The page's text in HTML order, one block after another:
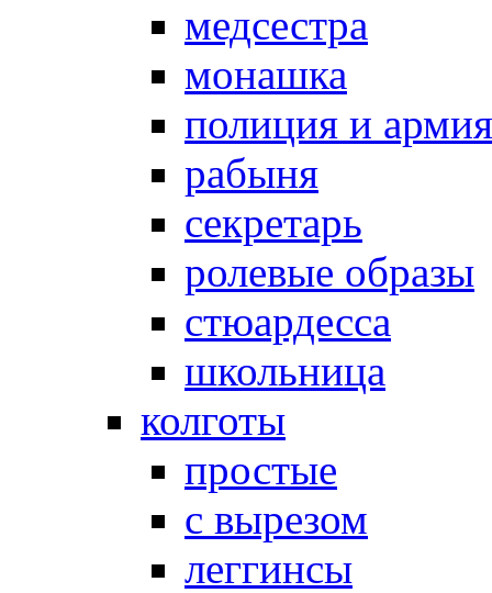
медсестра
монашка
полиция и армия
рабыня
секретарь
ролевые образы
стюардесса
школьница
колготы
простые
с вырезом
леггинсы